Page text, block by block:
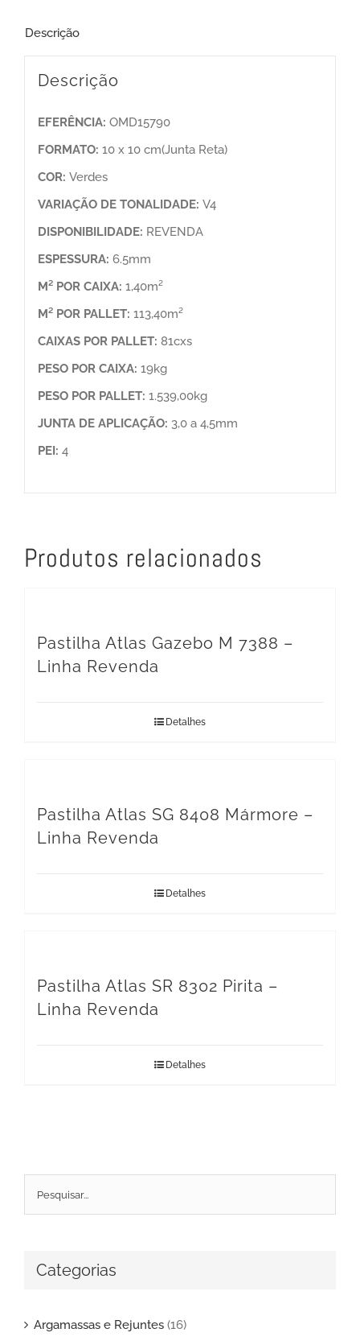
Descrição
Descrição
EFERÊNCIA: OMD15790
FORMATO: 10 x 10 cm(Junta Reta)
COR: Verdes
VARIAÇÃO DE TONALIDADE: V4
DISPONIBILIDADE: REVENDA
ESPESSURA: 6.5mm
M² POR CAIXA: 1,40m²
M² POR PALLET: 113,40m²
CAIXAS POR PALLET: 81cxs
PESO POR CAIXA: 19kg
PESO POR PALLET: 1.539,00kg
JUNTA DE APLICAÇÃO: 3,0 a 4,5mm
PEI: 4
Produtos relacionados
Pastilha Atlas Gazebo M 7388 –
Linha Revenda
Detalhes
Pastilha Atlas SG 8408 Mármore –
Linha Revenda
Detalhes
Pastilha Atlas SR 8302 Pirita –
Linha Revenda
Detalhes
Categorias
Argamassas e Rejuntes (16)